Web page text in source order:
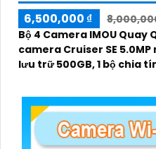
6,500,000 ₫
Bộ 4 Camera IMOU Quay
camera Cruiser SE
lưu trữ 500GB, 1 bộ chia